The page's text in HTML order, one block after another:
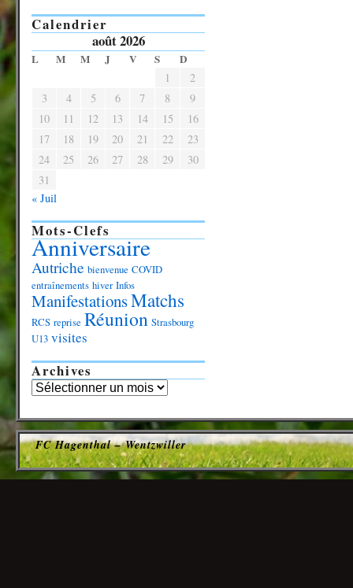
Calendrier
août 2026
L M M J V S D
1
2
3
4 5 6 7 8
9
10
11 12 13 14 15
16
17
18 19 20 21 22
23
24
25 26 27 28 29
30
31
« Juil
Mots-Clefs
Anniversaire
Autriche bienvenue COVID
entraînements hiver Infos
ManifestationsMatchs
RCS reprise Réunion Strasbourg
U13 visites
Archives
FC Hagenthal – Wentzwiller